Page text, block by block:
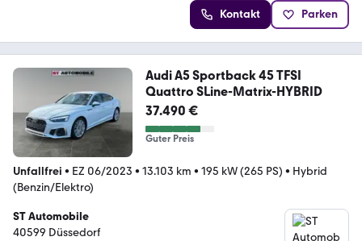
Kontakt Parken
Audi A5 Sportback 45 TFSI
Quattro SLine-Matrix-HYBRID
37.490 €
Guter Preis
Unfallfrei • EZ 06/2023 • 13.103 km • 195 kW (265 PS) • Hybrid
(Benzin/Elektro)
ST Automobile
40599 Düssedorf